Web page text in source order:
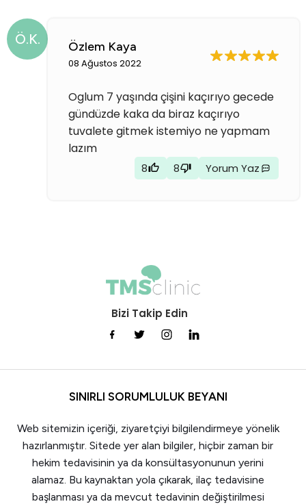
Ö.K. Özlem Kaya
08 Ağustos 2022
Oglum 7 yaşında çişini kaçırıyo gecede
gündüzde kaka da biraz kaçırıyo
tuvalete gitmek istemiyo ne yapmam
lazım
8 8 Yorum Yaz
Bizi Takip Edin
SINIRLI SORUMLULUK BEYANI
Web sitemizin içeriği, ziyaretçiyi bilgilendirmeye yönelik
hazırlanmıştır. Sitede yer alan bilgiler, hiçbir zaman bir
hekim tedavisinin ya da konsültasyonunun yerini
alamaz. Bu kaynaktan yola çıkarak, ilaç tedavisine
başlanması ya da mevcut tedavinin değiştirilmesi